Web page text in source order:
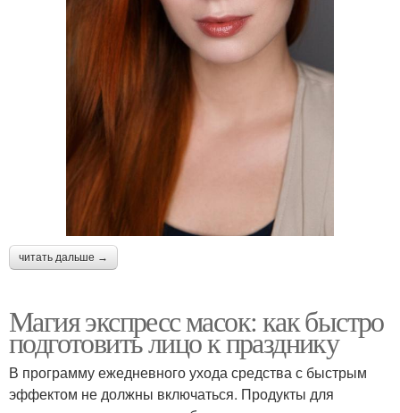
читать дальше →
Магия экспресс масок: как быстро
подготовить лицо к празднику
В программу ежедневного ухода средства с быстрым
эффектом не должны включаться. Продукты для